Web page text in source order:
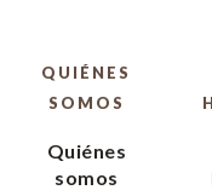
QUIÉNES
SOMOS
Quiénes
somos